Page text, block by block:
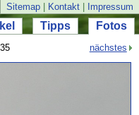
Sitemap Kontakt Impressum
Tipps Fotos
nächstes